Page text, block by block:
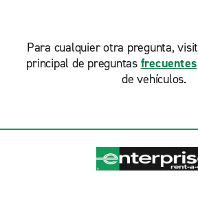
Para cualquier otra pregunta,
principal de preguntas frecuentes
de vehículos.